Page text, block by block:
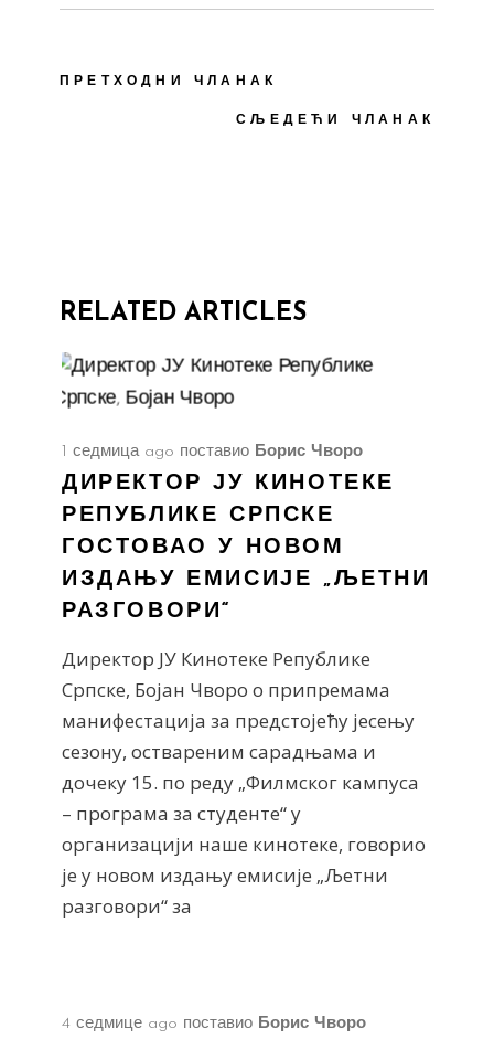
ПРЕТХОДНИ ЧЛАНАК
СЉЕДЕЋИ ЧЛАНАК
RELATED ARTICLES
1 седмица ago поставио Борис Чворо
ДИРЕКТОР ЈУ КИНОТЕКЕ
РЕПУБЛИКЕ СРПСКЕ
ГОСТОВАО У НОВОМ
ИЗДАЊУ ЕМИСИЈЕ „ЉЕТНИ
РАЗГОВОРИ“
Директор ЈУ Кинотеке Републике
Српске, Бојан Чворо о припремама
манифестација за предстојећу јесењу
сезону, оствареним сарадњама и
дочеку 15. по реду „Филмског кампуса
– програма за студенте“ у
организацији наше кинотеке, говорио
је у новом издању емисије „Љетни
разговори“ за
4 седмице ago поставио Борис Чворо